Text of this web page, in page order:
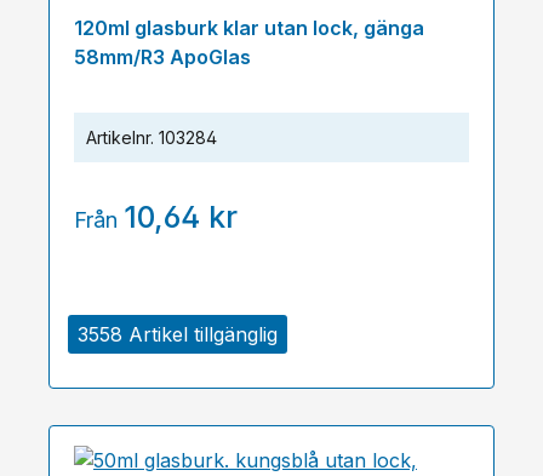
3558 Artikel tillgänglig
Genomsnittligt betyg på 5 av 5 stjärnor
120ml glasburk klar utan lock, gänga
58mm/R3 ApoGlas
Artikelnr. 103284
Från 10,64 kr